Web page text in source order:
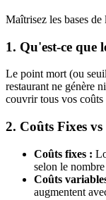
Maîtrisez les bases
1. Qu'est-ce que
Le point mort (ou
restaurant ne génère
couvrir tous vos
2. Coûts Fixes
Coûts fixes :
selon le
Coûts
augmentent